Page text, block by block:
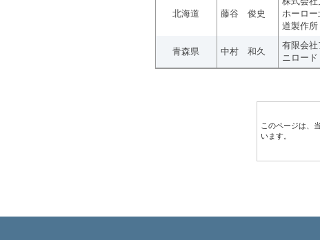
北海道 藤谷 俊史
ホーロー
道製作所
青森県 中村 和久
有限会社
ニロード
このページは、
います。